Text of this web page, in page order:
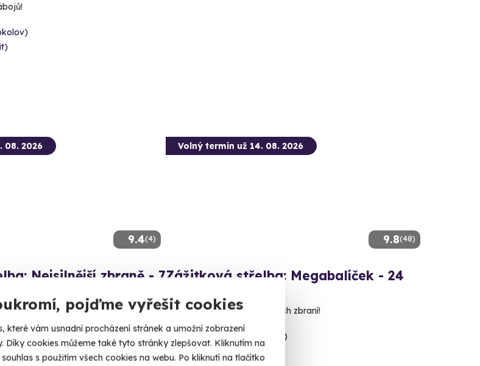
pojďme vyřešit cookies
které vám usnadní procházení stránek a umožní zobrazení
Díky cookies můžeme také tyto stránky zlepšovat. Kliknutím na
s použitím všech cookies na webu. Po kliknutí na tlačítko
9.4(4)
08. 2026
Nejsilnější zbraně - 7
9.8(48)
Volný termín už 14. 08. 2026
Zážitková střelba: Megabalíček - 24
Nálož 130 nábojů z 24 různých zbraní!
Lomnice (okres Sokolov)